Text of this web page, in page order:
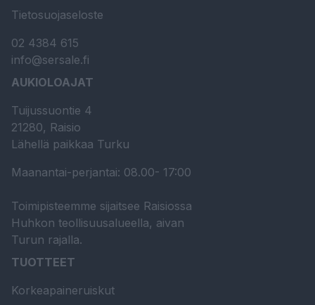
Tietosuojaseloste
02 4384 615
info@sersale.fi
AUKIOLOAJAT
Tuijussuontie 4
21280, Raisio
Lähellä paikkaa Turku
Maanantai-perjantai: 08.00- 17:00
Toimipisteemme sijaitsee Raisiossa
Huhkon teollisuusalueella, aivan
Turun rajalla.
TUOTTEET
Korkeapaineruiskut